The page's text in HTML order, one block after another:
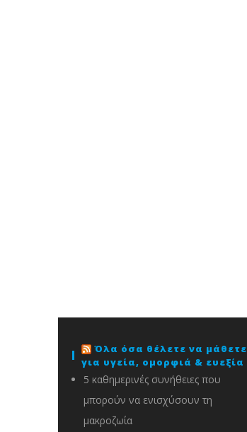
Όλα όσα θέλετε να μάθετε
για υγεία, ομορφιά & ευεξία
5 καθημερινές συνήθειες που
μπορούν να ενισχύσουν τη
μακροζωία